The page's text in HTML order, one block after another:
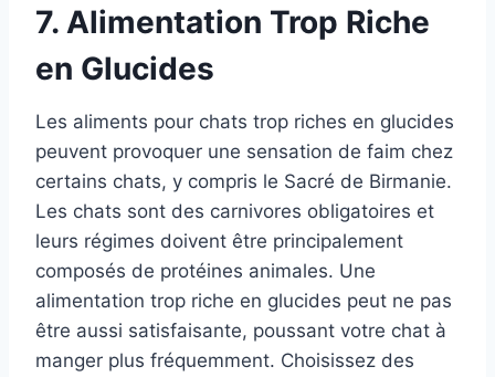
7. Alimentation Trop Riche
en Glucides
Les aliments pour chats trop riches en glucides
peuvent provoquer une sensation de faim chez
certains chats, y compris le Sacré de Birmanie.
Les chats sont des carnivores obligatoires et
leurs régimes doivent être principalement
composés de protéines animales. Une
alimentation trop riche en glucides peut ne pas
être aussi satisfaisante, poussant votre chat à
manger plus fréquemment. Choisissez des